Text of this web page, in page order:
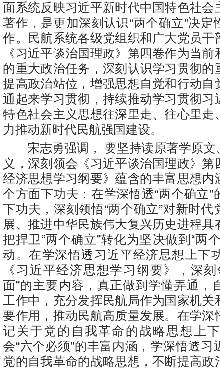
面系统反映习近平新时代中国特色社会
著作，是更加深刻认识“两个确立”决定
作。民航系统各级党组织和广大党员干
《习近平谈治国理政》第四卷作为当
的重大政治任务，深刻认识学习贯彻的
提高政治站位，增强思想自觉和行动自
通起来学习贯彻，持续推动学习贯彻习
特色社会主义思想往深里走、往心里走
力推动新时代民航强国建设。
宋志勇强调， 要坚持读原著学原文
义，深刻领会《习近平谈治国理政》第
经济思想学习纲要》蕴含的丰富思想内
个方面下功夫：在学深悟透“两个确立”
下功夫，深刻领悟“两个确立”对新时代
展、推进中华民族伟大复兴历史进程具
把捍卫“两个确立”转化为坚决做到“两
动。在学深悟透习近平经济思想上下
《习近平经济思想学习纲要》，深
面”的主要内容，真正做到学懂弄通，
工作中，充分发挥民航局作为国家机关
要作用，推动民航高质量发展。在学深
记关于党的自我革命的战略思想上
会“六个必须”的丰富内涵，学深悟透习
党的自我革命的战略思想，不断提高政